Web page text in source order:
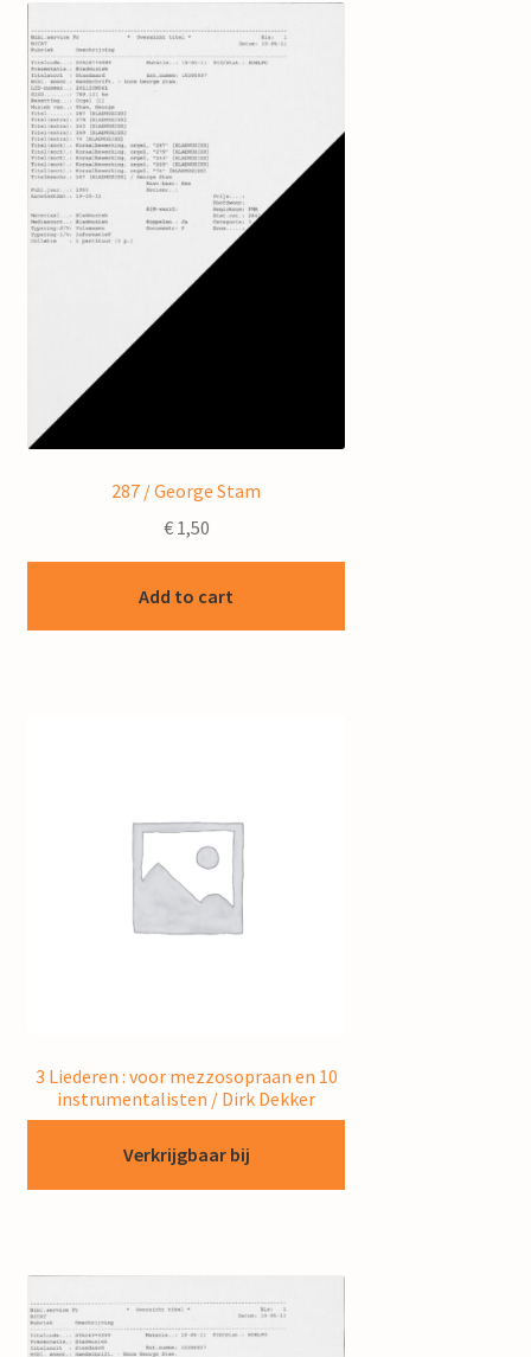
287 / George Stam
€1,50
Add to cart
3 Liederen : voor mezzosopraan en 10
instrumentalisten / Dirk Dekker
Verkrijgbaar bij